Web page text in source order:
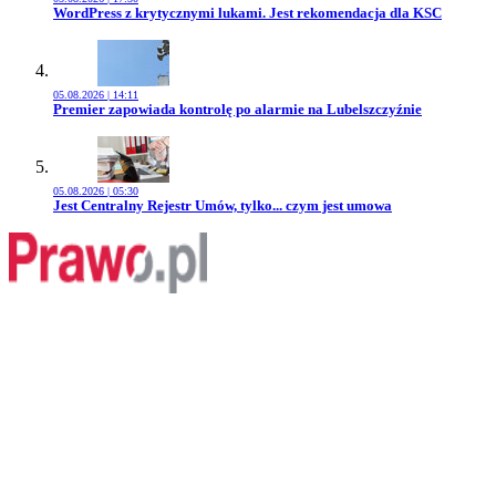
Przejdź do artykułu:
WordPress z krytycznymi lukami. Jest rekomendacja dla KSC
05.08.2026 | 14:11
Przejdź do artykułu:
Premier zapowiada kontrolę po alarmie na Lubelszczyźnie
05.08.2026 | 05:30
Przejdź do artykułu:
Jest Centralny Rejestr Umów, tylko... czym jest umowa